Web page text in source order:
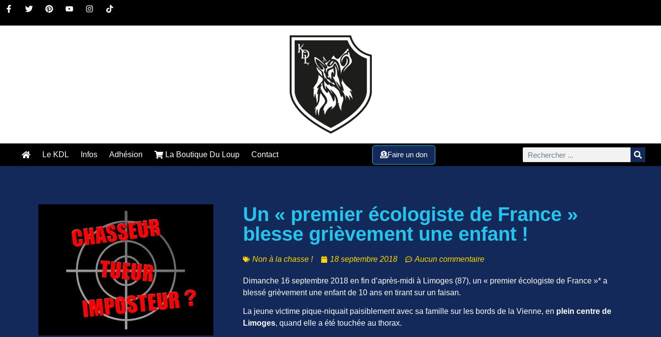
Le KDL Infos Adhésion La Boutique Du Loup Contact Faire un don
Un « premier écologiste de France »
blesse grièvement une enfant !
Non à la chasse ! 18 septembre 2018 Aucun commentaire
Dimanche 16 septembre 2018 en fin d’après-midi à Limoges (87), un « premier écologiste de France »* a
blessé grièvement une enfant de 10 ans en tirant sur un faisan.
La jeune victime pique-niquait paisiblement avec sa famille sur les bords de la Vienne, en plein centre de
Limoges, quand elle a été touchée au thorax.